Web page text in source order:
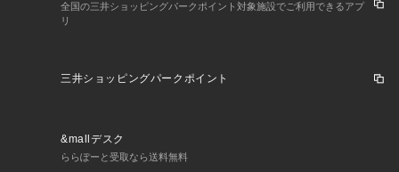
全国の三井ショッピングパークポイント対象施設でご利用できるアプ
リ
三井ショッピングパークポイント
&mallデスク
ららぽーと受取なら送料無料